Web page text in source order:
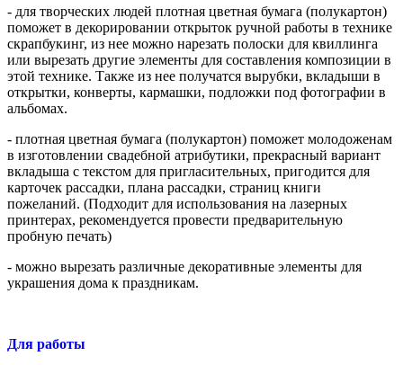
- для творческих людей плотная цветная бумага (полукартон)
поможет в декорировании открыток ручной работы в технике
скрапбукинг, из нее можно нарезать полоски для квиллинга
или вырезать другие элементы для составления композиции в
этой технике. Также из нее получатся вырубки, вкладыши в
открытки, конверты, кармашки, подложки под фотографии в
альбомах.
- плотная цветная бумага (полукартон) поможет молодоженам
в изготовлении свадебной атрибутики, прекрасный вариант
вкладыша с текстом для пригласительных, пригодится для
карточек рассадки, плана рассадки, страниц книги
пожеланий. (Подходит для использования на лазерных
принтерах, рекомендуется провести предварительную
пробную печать)
- можно вырезать различные декоративные элементы для
украшения дома к праздникам.
Для работы